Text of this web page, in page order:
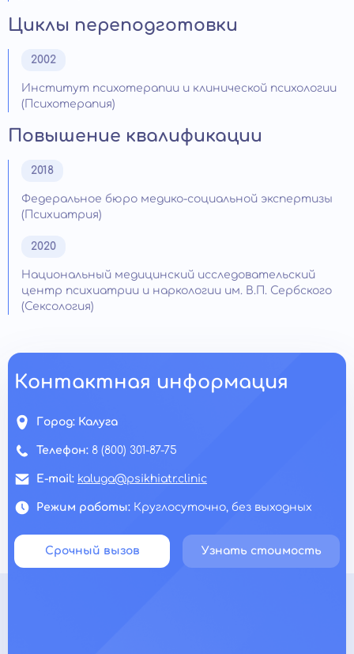
Циклы переподготовки
2002
Институт психотерапии и клинической психологии
(Психотерапия)
Повышение квалификации
2018
Федеральное бюро медико-социальной экспертизы
(Психиатрия)
2020
Национальный медицинский исследовательский
центр психиатрии и наркологии им. В.П. Сербского
(Сексология)
Контактная информация
Город: Калуга
Телефон: 8 (800) 301-87-75
E-mail: kaluga@psikhiatr.clinic
Режим работы: Круглосуточно, без выходных
Срочный вызов Узнать стоимость